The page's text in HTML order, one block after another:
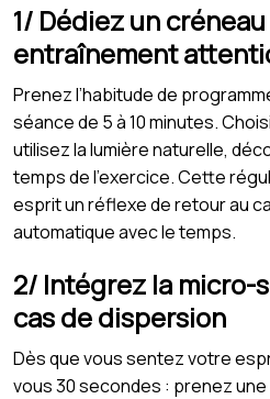
1/ Dédiez un
entraînement
Prenez l’habitude de
séance de 5 à 10 minutes.
utilisez la lumière naturelle,
temps de l’exercice. Cette
esprit un réflexe de retour au
automatique avec le temps.
2/ Intégrez la micro-
cas de dispersion
Dès que vous sentez votre
vous 30 secondes : prenez